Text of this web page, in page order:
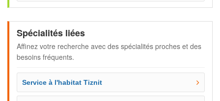
Spécialités liées
Affinez votre recherche avec des spécialités proches et des
besoins fréquents.
Service à l'habitat Tiznit